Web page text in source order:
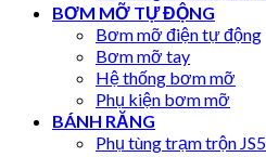
BƠM MỠ TỰ ĐỘNG
Bơm mỡ điện tự động
Bơm mỡ tay
Hệ thống bơm mỡ
Phụ kiện bơm mỡ
BÁNH RĂNG
Phụ tùng trạm trộn